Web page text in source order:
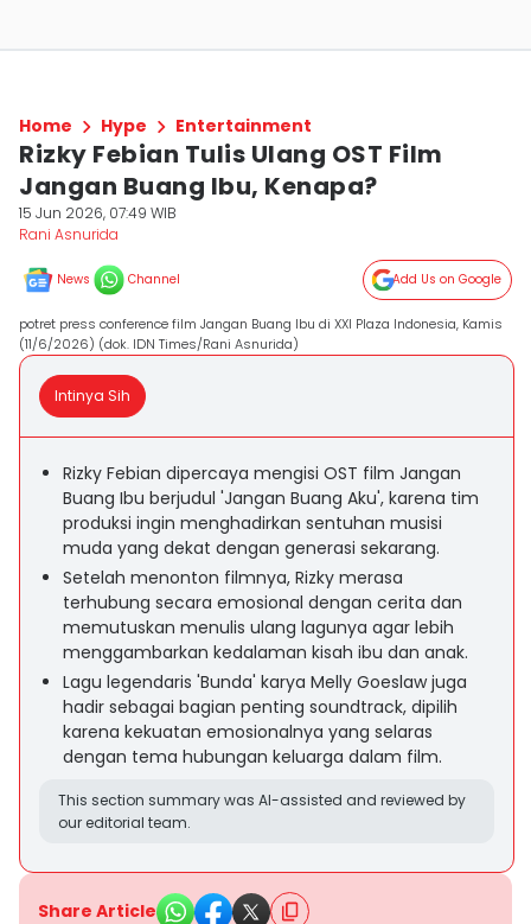
Home Hype Entertainment
Rizky Febian Tulis Ulang OST Film
Jangan Buang Ibu, Kenapa?
15 Jun 2026, 07:49 WIB
Rani Asnurida
News Channel Add Us on Google
potret press conference film Jangan Buang Ibu di XXI Plaza Indonesia, Kamis
(11/6/2026) (dok. IDN Times/Rani Asnurida)
Intinya Sih
Rizky Febian dipercaya mengisi OST film Jangan
Buang Ibu berjudul 'Jangan Buang Aku', karena tim
produksi ingin menghadirkan sentuhan musisi
muda yang dekat dengan generasi sekarang.
Setelah menonton filmnya, Rizky merasa
terhubung secara emosional dengan cerita dan
memutuskan menulis ulang lagunya agar lebih
menggambarkan kedalaman kisah ibu dan anak.
Lagu legendaris 'Bunda' karya Melly Goeslaw juga
hadir sebagai bagian penting soundtrack, dipilih
karena kekuatan emosionalnya yang selaras
dengan tema hubungan keluarga dalam film.
This section summary was AI-assisted and reviewed by
our editorial team.
Share Article